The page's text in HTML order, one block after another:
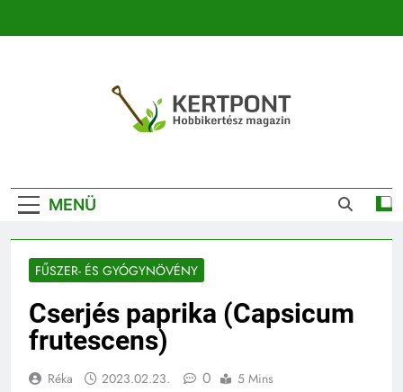
Kertészeti
Magazin |
Növénykereső És
Növényhatározó
MENÜ
FŰSZER- ÉS GYÓGYNÖVÉNY
Cserjés paprika (Capsicum
frutescens)
Réka 2023.02.23. 0 5 Mins